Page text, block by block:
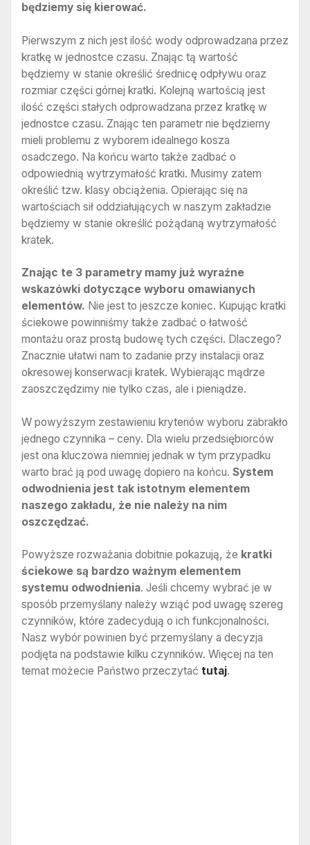
będziemy się kierować.
Pierwszym z nich jest ilość wody odprowadzana przez
kratkę w jednostce czasu. Znając tą wartość
będziemy w stanie określić średnicę odpływu oraz
rozmiar części górnej kratki. Kolejną wartością jest
ilość części stałych odprowadzana przez kratkę w
jednostce czasu. Znając ten parametr nie będziemy
mieli problemu z wyborem idealnego kosza
osadczego. Na końcu warto także zadbać o
odpowiednią wytrzymałość kratki. Musimy zatem
określić tzw. klasy obciążenia. Opierając się na
wartościach sił oddziałujących w naszym zakładzie
będziemy w stanie określić pożądaną wytrzymałość
kratek.
Znając te 3 parametry mamy już wyraźne
wskazówki dotyczące wyboru omawianych
elementów. Nie jest to jeszcze koniec. Kupując kratki
ściekowe powinniśmy także zadbać o łatwość
montażu oraz prostą budowę tych części. Dlaczego?
Znacznie ułatwi nam to zadanie przy instalacji oraz
okresowej konserwacji kratek. Wybierając mądrze
zaoszczędzimy nie tylko czas, ale i pieniądze.
W powyższym zestawieniu kryteriów wyboru zabrakło
jednego czynnika – ceny. Dla wielu przedsiębiorców
jest ona kluczowa niemniej jednak w tym przypadku
warto brać ją pod uwagę dopiero na końcu. System
odwodnienia jest tak istotnym elementem
naszego zakładu, że nie należy na nim
oszczędzać.
Powyższe rozważania dobitnie pokazują, że kratki
ściekowe są bardzo ważnym elementem
systemu odwodnienia. Jeśli chcemy wybrać je w
sposób przemyślany należy wziąć pod uwagę szereg
czynników, które zadecydują o ich funkcjonalności.
Nasz wybór powinien być przemyślany a decyzja
podjęta na podstawie kilku czynników. Więcej na ten
temat możecie Państwo przeczytać tutaj.